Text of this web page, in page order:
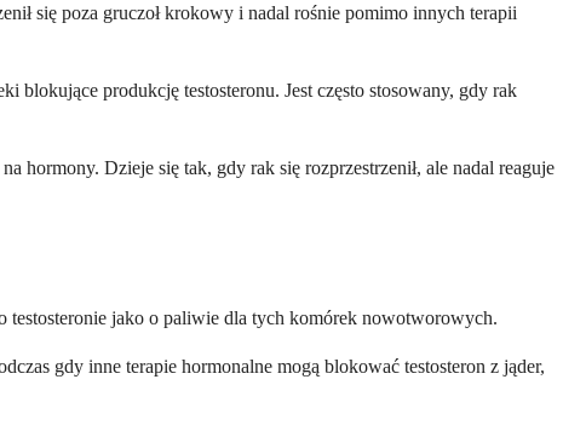
się poza gruczoł krokowy i nadal rośnie pomimo innych terapii
blokujące produkcję testosteronu. Jest często stosowany, gdy rak
Dzieje się tak, gdy rak się rozprzestrzenił, ale nadal reaguje
testosteronie jako o paliwie dla tych komórek nowotworowych.
gdy inne terapie hormonalne mogą blokować testosteron z jąder,